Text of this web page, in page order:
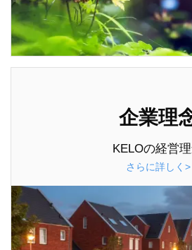
企業理
KELOの経営
さらに詳しく>